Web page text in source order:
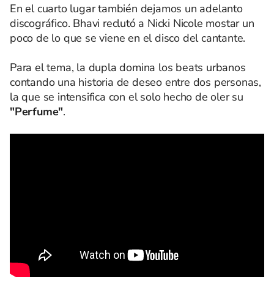
En el cuarto lugar también dejamos un adelanto
discográfico. Bhavi reclutó a Nicki Nicole mostar un
poco de lo que se viene en el disco del cantante.
Para el tema, la dupla domina los beats urbanos
contando una historia de deseo entre dos personas,
la que se intensifica con el solo hecho de oler su
"Perfume".